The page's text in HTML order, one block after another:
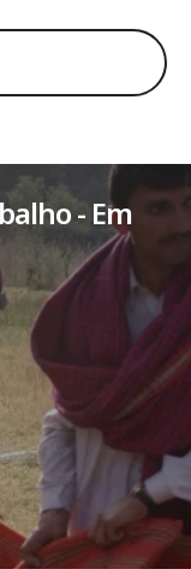
- Em